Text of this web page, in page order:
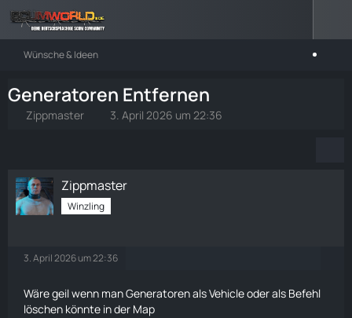
Wünsche & Ideen
Generatoren Entfernen
Zippmaster 3. April 2026 um 22:36
Zippmaster
Winzling
3. April 2026 um 22:36
Wäre geil wenn man Generatoren als Vehicle oder als Befehl
löschen könnte in der Map